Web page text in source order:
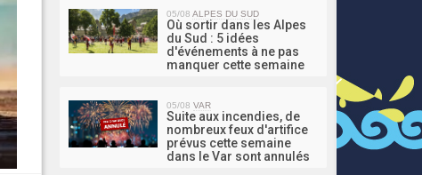
05/08 ALPES DU SUD
Où sortir dans les Alpes
du Sud : 5 idées
d'événements à ne pas
manquer cette semaine
05/08 VAR
Suite aux incendies, de
nombreux feux d'artifice
prévus cette semaine
dans le Var sont annulés